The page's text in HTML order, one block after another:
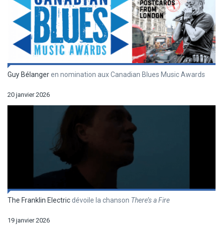
Guy Bélangeren nomination aux Canadian Blues Music Awards
20 janvier 2026
The Franklin Electricdévoile la chanson There’s a Fire
19 janvier 2026